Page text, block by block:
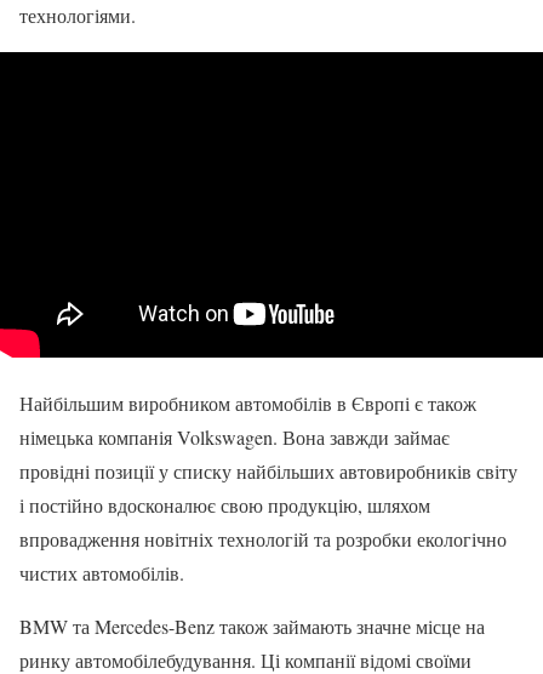
технологіями.
Найбільшим виробником автомобілів в Європі є також
німецька компанія Volkswagen. Вона завжди займає
провідні позиції у списку найбільших автовиробників світу
і постійно вдосконалює свою продукцію, шляхом
впровадження новітніх технологій та розробки екологічно
чистих автомобілів.
BMW та Mercedes-Benz також займають значне місце на
ринку автомобілебудування. Ці компанії відомі своїми